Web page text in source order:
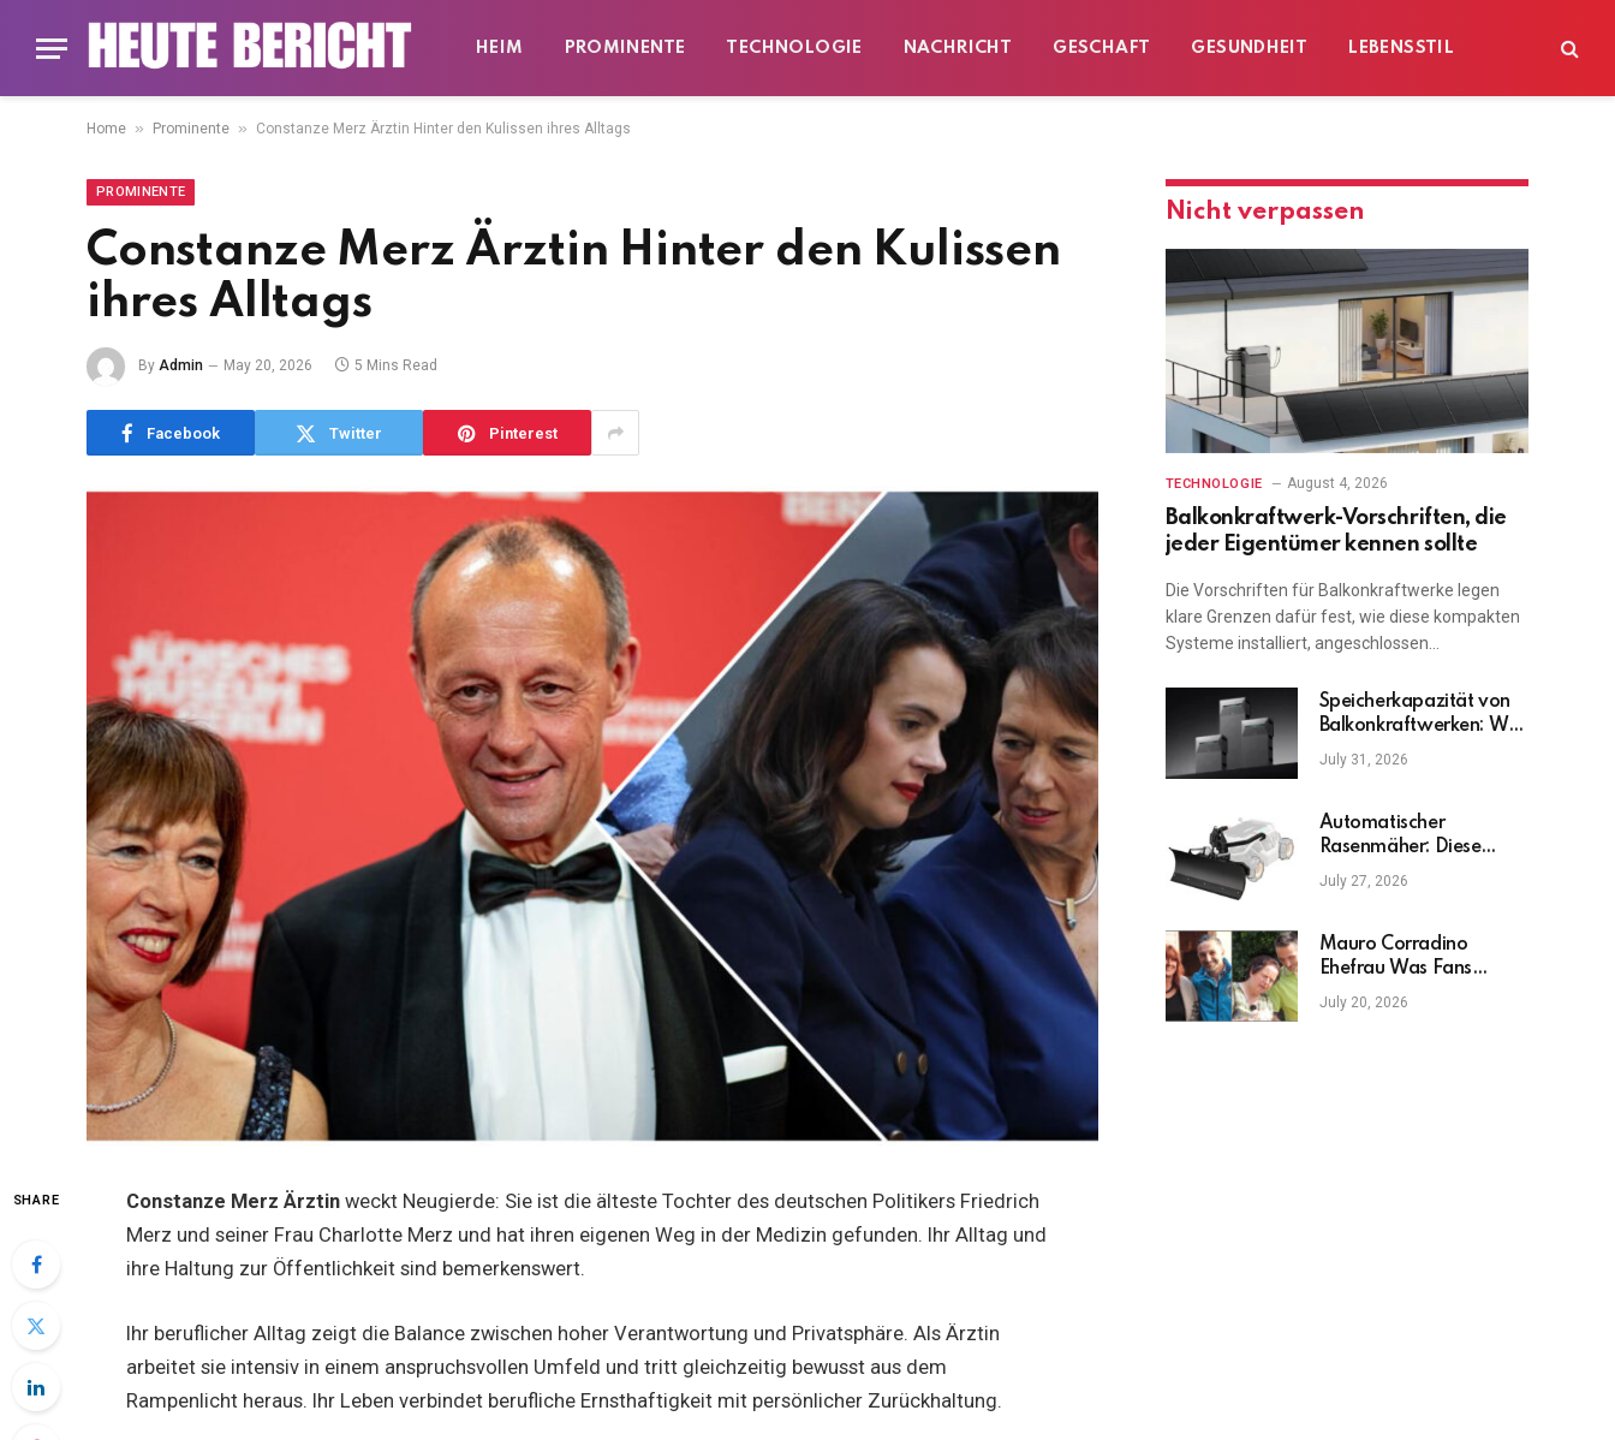
HEIM PROMINENTE TECHNOLOGIE NACHRICHT GESCHAFT GESUNDHEIT LEBENSSTIL
Home » Prominente » Constanze Merz Ärztin Hinter den Kulissen ihres Alltags
PROMINENTE
Constanze Merz Ärztin Hinter den Kulissen
ihres Alltags
By Admin May 20, 2026 5 Mins Read
Facebook Twitter Pinterest
SHARE Constanze Merz Ärztin weckt Neugierde: Sie ist die älteste Tochter des deutschen Politikers Friedrich
Merz und seiner Frau Charlotte Merz und hat ihren eigenen Weg in der Medizin gefunden. Ihr Alltag und
ihre Haltung zur Öffentlichkeit sind bemerkenswert.
Ihr beruflicher Alltag zeigt die Balance zwischen hoher Verantwortung und Privatsphäre. Als Ärztin
arbeitet sie intensiv in einem anspruchsvollen Umfeld und tritt gleichzeitig bewusst aus dem
Rampenlicht heraus. Ihr Leben verbindet berufliche Ernsthaftigkeit mit persönlicher Zurückhaltung.
Nicht verpassen
TECHNOLOGIE August 4, 2026
Balkonkraftwerk-Vorschriften, die
jeder Eigentümer kennen sollte
Die Vorschriften für Balkonkraftwerke legen
klare Grenzen dafür fest, wie diese kompakten
Systeme installiert, angeschlossen…
Speicherkapazität von
Balkonkraftwerken: Was
ist am wichtigsten?
July 31, 2026
Automatischer
Rasenmäher: Diese
Fehler sollten Sie
vermeiden
July 27, 2026
Mauro Corradino
Ehefrau Was Fans
wirklich wissen möchten
July 20, 2026